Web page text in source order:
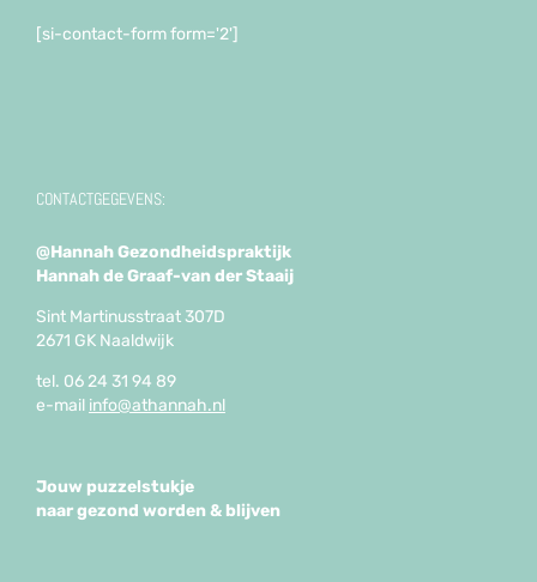
[si-contact-form form='2']
CONTACTGEGEVENS:
@Hannah Gezondheidspraktijk
Hannah de Graaf-van der Staaij
Sint Martinusstraat 307D
2671 GK Naaldwijk
tel. 06 24 31 94 89
e-mail info@athannah.nl
Jouw puzzelstukje
naar gezond worden & blijven